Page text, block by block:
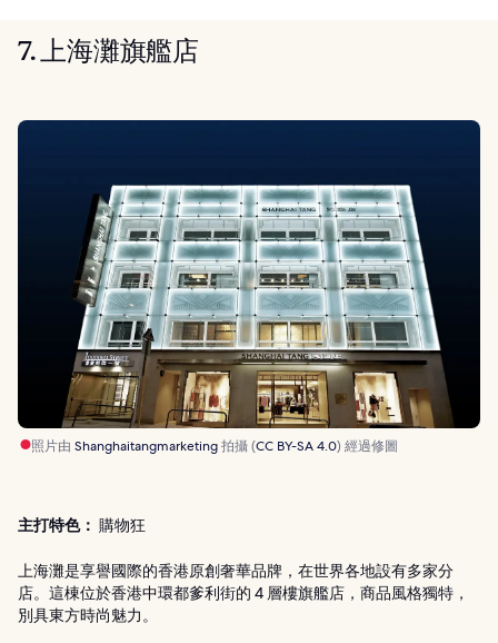
7. 上海灘旗艦店
照片由 Shanghaitangmarketing拍攝 (CC BY-SA 4.0) 經過修圖
主打特色： 購物狂
上海灘是享譽國際的香港原創奢華品牌，在世界各地設有多家分
店。這棟位於香港中環都爹利街的 4 層樓旗艦店，商品風格獨特，
別具東方時尚魅力。